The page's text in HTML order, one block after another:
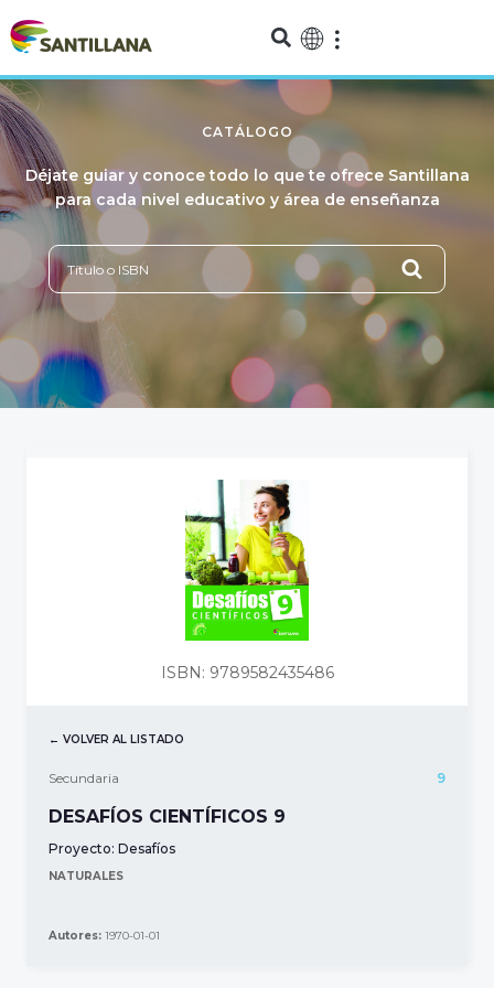
CATÁLOGO
Déjate guiar y conoce todo lo que te ofrece Santillana
para cada nivel educativo y área de enseñanza
← VOLVER AL LISTADO
Secundaria 9
DESAFÍOS CIENTÍFICOS 9
Proyecto: Desafíos
NATURALES
Autores: 1970-01-01
ISBN: 9789582435486